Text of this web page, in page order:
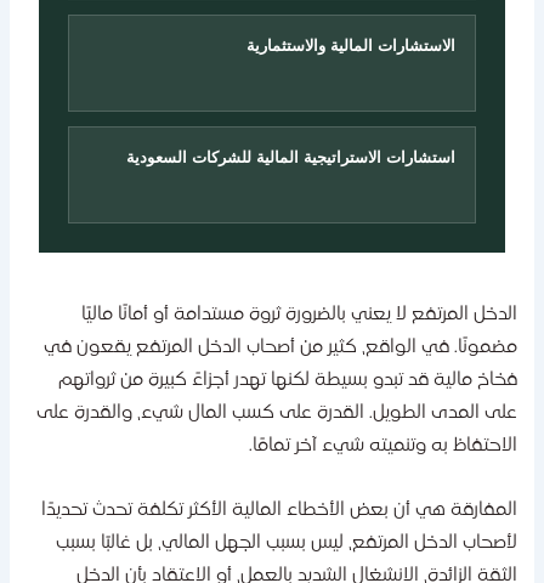
الاستشارات المالية والاستثمارية
استشارات الاستراتيجية المالية للشركات السعودية
المرتفع لا يعني بالضرورة ثروة مستدامة أو أمانًا ماليًا
في الواقع، كثير من أصحاب الدخل المرتفع يقعون في
مالية قد تبدو بسيطة لكنها تهدر أجزاءً كبيرة من ثرواتهم
المدى الطويل. القدرة على كسب المال شيء، والقدرة على
به وتنميته شيء آخر تمامًا.
هي أن بعض الأخطاء المالية الأكثر تكلفة تحدث تحديدًا
الدخل المرتفع، ليس بسبب الجهل المالي، بل غالبًا بسبب
الزائدة، الانشغال الشديد بالعمل، أو الاعتقاد بأن الدخل